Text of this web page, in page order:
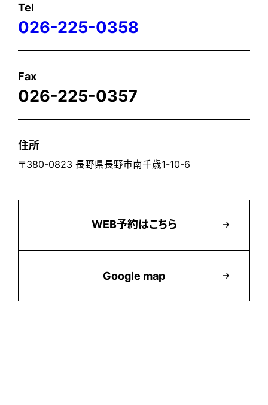
Tel
026-225-0358
Fax
026-225-0357
住所
〒380-0823 長野県長野市南千歳1-10-6
WEB予約はこちら
Google map